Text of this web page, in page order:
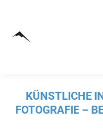
KÜNSTLICHE
FOTOGRAFIE –